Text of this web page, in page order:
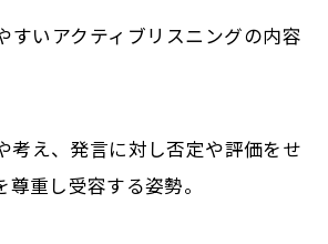
すいアクティブリスニングの内容
え、発言に対し否定や評価をせ
重し受容する姿勢。